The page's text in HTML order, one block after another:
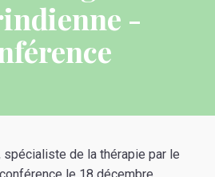
-
spécialiste de la thérapie par le